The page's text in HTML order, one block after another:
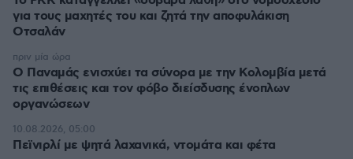
για τους μαχητές του και ζητά την αποφυλάκιση
Οτσαλάν
O Παναμάς ενισχύει τα σύνορα με την Κολομβία μετά
τις επιθέσεις και τον φόβο διείσδυσης ένοπλων
οργανώσεων
πριν μία ώρα
Πεϊνιρλί με ψητά λαχανικά, ντομάτα και φέτα
10.08.2026, 05:00